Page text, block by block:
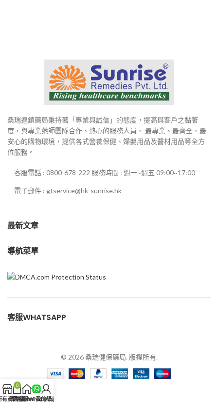
桑瑞連鎖藥局秉持著「專業與誠信」的態度，提高與客戶之黏著
度，與專業藥師團隊合作、熱心的服務人員、 最專業、最齊全、最
安心的購物環境，提供各式營養保健、婦嬰用品及醫材用品等全方
位服務。
客服電話 : 0800-678-222 服務時間 : 週一~週五 09:00~17:00
電子郵件 : gtservice@hk-sunrise.hk
最新文章
導航菜單
客服WHATSAPP
© 2026 桑瑞健保藥局. 版權所有.
有商品
0
購物車Home
客服WhatsApp
我的賬戶